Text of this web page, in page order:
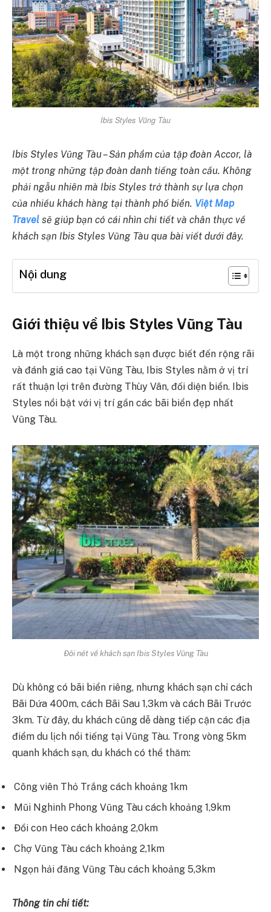
Ibis Styles Vũng Tàu
Ibis Styles Vũng Tàu – Sản phẩm của tập đoàn Accor, là
một trong những tập đoàn danh tiếng toàn cầu. Không
phải ngẫu nhiên mà Ibis Styles trở thành sự lựa chọn
của nhiều khách hàng tại thành phố biển. Việt Map
Travel sẽ giúp bạn có cái nhìn chi tiết và chân thực về
khách sạn Ibis Styles Vũng Tàu qua bài viết dưới đây.
Nội dung
Giới thiệu về Ibis Styles Vũng Tàu
Là một trong những khách sạn được biết đến rộng rãi
và đánh giá cao tại Vũng Tàu, Ibis Styles nằm ở vị trí
rất thuận lợi trên đường Thùy Vân, đối diện biển. Ibis
Styles nổi bật với vị trí gần các bãi biển đẹp nhất
Vũng Tàu.
Đôi nét về khách sạn Ibis Styles Vũng Tàu
Dù không có bãi biển riêng, nhưng khách sạn chỉ cách
Bãi Dứa 400m, cách Bãi Sau 1,3km và cách Bãi Trước
3km. Từ đây, du khách cũng dễ dàng tiếp cận các địa
điểm du lịch nổi tiếng tại Vũng Tàu. Trong vòng 5km
quanh khách sạn, du khách có thể thăm:
Công viên Thỏ Trắng cách khoảng 1km
Mũi Nghinh Phong Vũng Tàu cách khoảng 1,9km
Đồi con Heo cách khoảng 2,0km
Chợ Vũng Tàu cách khoảng 2,1km
Ngọn hải đăng Vũng Tàu cách khoảng 5,3km
Thông tin chi tiết: